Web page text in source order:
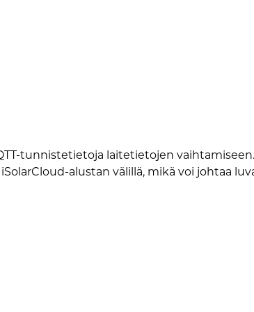
tunnistetietoja laitetietojen
alustan välillä, mikä voi johtaa